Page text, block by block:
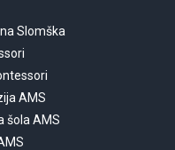
Slomška
AMS
šola AMS